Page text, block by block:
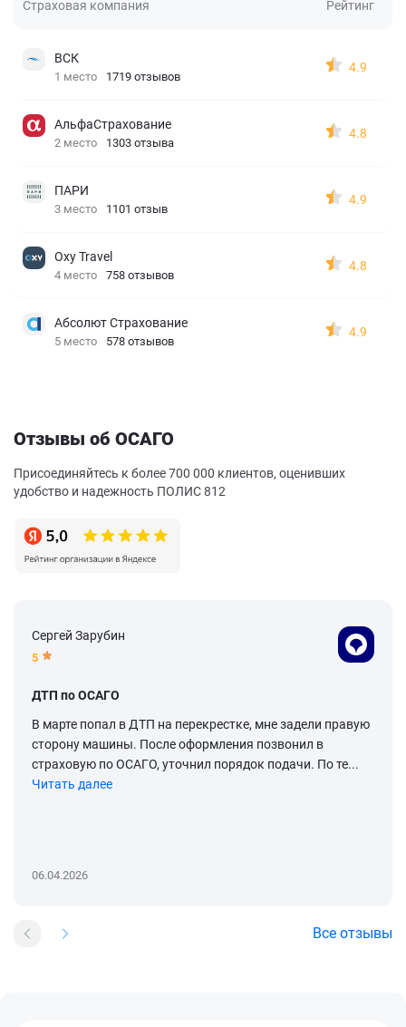
Страховая компания Рейтинг
ВСК
1 место 1719 отзывов
4.9
АльфаСтрахование
2 место 1303 отзыва
4.8
ПАРИ
3 место 1101 отзыв
4.9
Oxy Travel
4 место 758 отзывов
4.8
Абсолют Страхование
5 место 578 отзывов
4.9
Отзывы об ОСАГО
Присоединяйтесь к более 700 000 клиентов, оценивших
удобство и надежность ПОЛИС 812
Сергей Зарубин
5
ДТП по ОСАГО
В марте попал в ДТП на перекрестке, мне задели правую
сторону машины. После оформления позвонил в
страховую по ОСАГО, уточнил порядок подачи. По те...
Читать далее
06.04.2026
Все отзывы